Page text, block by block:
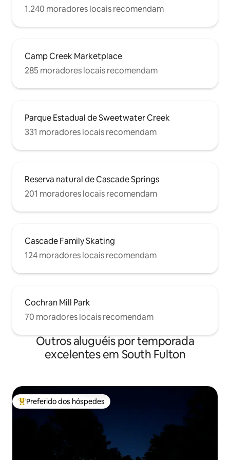
1.240 moradores locais recomendam
Camp Creek Marketplace
285 moradores locais recomendam
Parque Estadual de Sweetwater Creek
331 moradores locais recomendam
Reserva natural de Cascade Springs
201 moradores locais recomendam
Cascade Family Skating
124 moradores locais recomendam
Cochran Mill Park
70 moradores locais recomendam
Outros aluguéis por temporada
excelentes em South Fulton
Entre os melhores preferidos dos hóspedes
Preferido dos hóspedes